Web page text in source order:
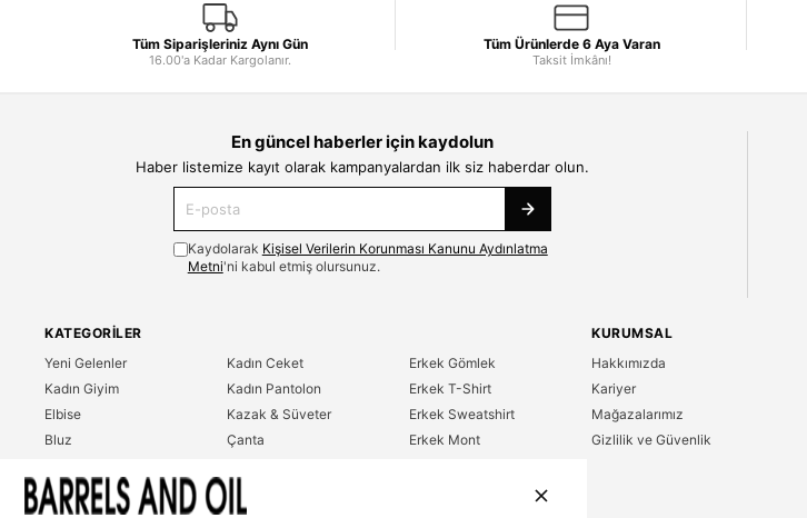
Tüm Siparişleriniz Aynı Gün
16.00'a Kadar Kargolanır.
Tüm Ürünlerde 6 Aya Varan
Taksit İmkânı!
En güncel haberler için kaydolun
Haber listemize kayıt olarak kampanyalardan ilk siz haberdar olun.
Kaydolarak Kişisel Verilerin Korunması Kanunu Aydınlatma
Metni'ni kabul etmiş olursunuz.
KATEGORILER
Yeni Gelenler
Kadın Giyim
Elbise
Bluz
T-Shirt
Kadın Ceket
Kadın Pantolon
Kazak & Süveter
Çanta
Erkek Gömlek
Erkek T-Shirt
Erkek Sweatshirt
Erkek Mont
KURUMSAL
Hakkımızda
Kariyer
Mağazalarımız
Gizlilik ve Güvenlik